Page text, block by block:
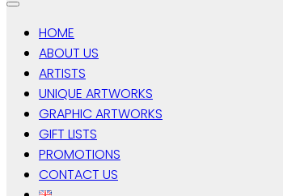
HOME
ABOUT US
ARTISTS
UNIQUE ARTWORKS
GRAPHIC ARTWORKS
GIFT LISTS
PROMOTIONS
CONTACT US